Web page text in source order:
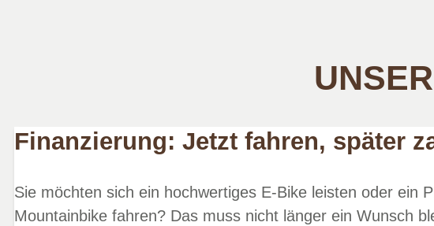
Finanzierung: Jetzt fahren, später
Sie möchten sich ein hochwertiges E-Bike leisten oder ein
Mountainbike fahren? Das muss nicht länger ein Wunsch